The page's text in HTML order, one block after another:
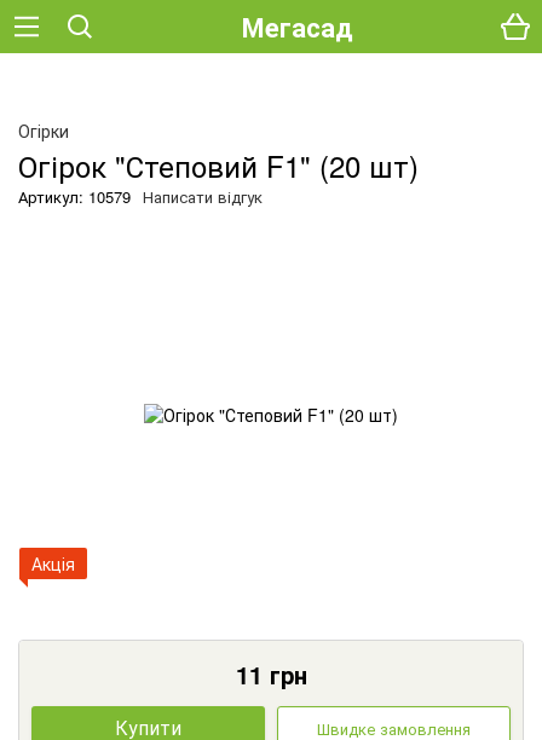
Мегасад
Огірки
Огірок "Степовий F1" (20 шт)
Артикул: 10579 Написати відгук
Акція
11 грн
Купити Швидке замовлення